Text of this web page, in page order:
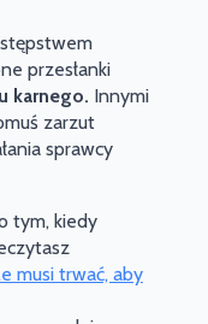
przesłanki
karnego. Innymi
zarzut
sprawcy
tym, kiedy
musi trwać, aby